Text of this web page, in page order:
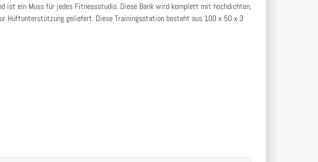
ist ein Muss für jedes Fitnessstudio. Diese Bank wird komplett mit hochdichten,
Hüftunterstützung geliefert. Diese Trainingsstation besteht aus 100 x 50 x 3